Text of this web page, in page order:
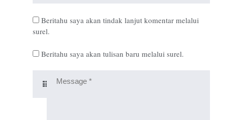
Beritahu saya akan tindak lanjut komentar melalui
surel.
Beritahu saya akan tulisan baru melalui surel.